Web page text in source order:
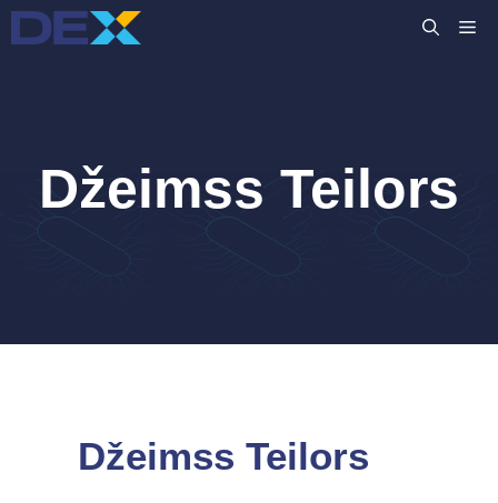
Skip
to
Džeimss Teilors
Džeimss Teilors